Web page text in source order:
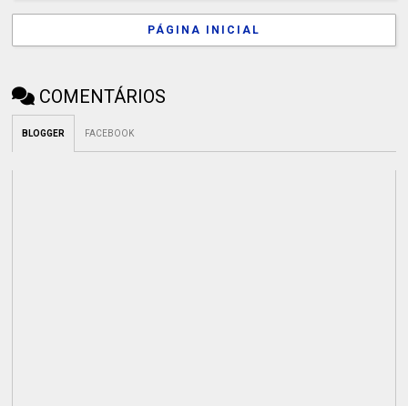
PÁGINA INICIAL
COMENTÁRIOS
BLOGGER FACEBOOK